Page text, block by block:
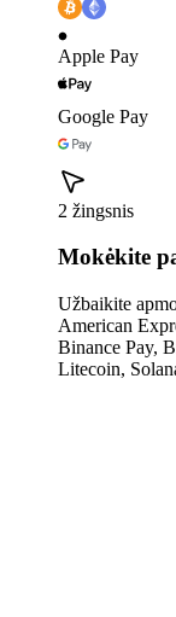
Apple Pay
Google Pay
2 žingsnis
Mokėkite
Užbaikite
American
Binance Pay,
Litecoin,